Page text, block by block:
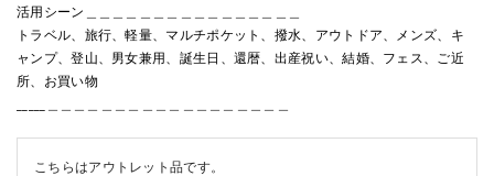
活用シーン＿＿＿＿＿＿＿＿＿＿＿＿＿＿＿＿
トラベル、旅行、軽量、マルチポケット、撥水、アウトドア、メンズ、キ
ャンプ、登山、男女兼用、誕生日、還暦、出産祝い、結婚、フェス、ご近
所、お買い物
こちらはアウトレット品です。